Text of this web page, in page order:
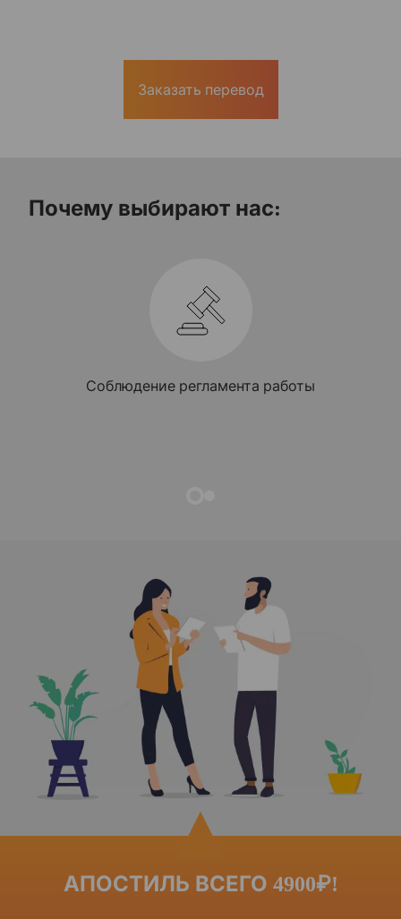
Заказать перевод
Почему выбирают нас:
Мы гарантируем, что апостиль
АПОСТИЛЬ ВСЕГО 4900₽!